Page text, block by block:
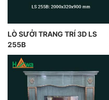
LÒ SƯỞI TRANG TRÍ 3D LS
255B